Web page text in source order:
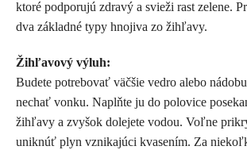
ktoré podporujú zdravý a svieži rast zelene.
dva základné typy hnojiva zo žihľavy.
Žihľavový výluh:
Budete potrebovať väčšie vedro alebo
nechať vonku. Naplňte ju do polovice
žihľavy a zvyšok dolejete vodou. Voľne
uniknúť plyn vznikajúci kvasením. Za